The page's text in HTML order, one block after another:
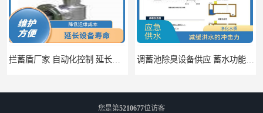
拦蓄盾厂家 自动化控制 延长其使用寿命 调蓄池除臭设备供应 蓄水功能 暂时储存大量雨水
您是第5210677位访客